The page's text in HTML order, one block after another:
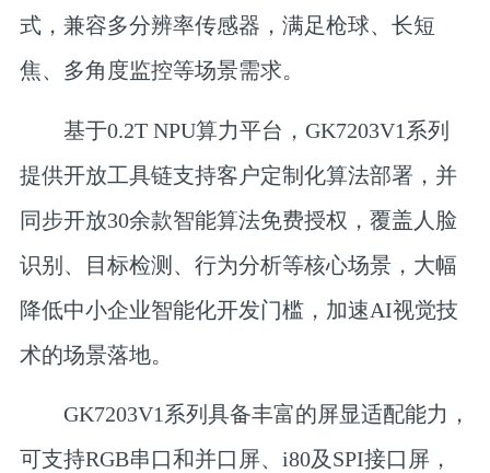
式，兼容多分辨率传感器，满足枪球、长短
焦、多角度监控等场景需求。
基于0.2T NPU算力平台，GK7203V1系列
提供开放工具链支持客户定制化算法部署，并
同步开放30余款智能算法免费授权，覆盖人脸
识别、目标检测、行为分析等核心场景，大幅
降低中小企业智能化开发门槛，加速AI视觉技
术的场景落地。
GK7203V1系列具备丰富的屏显适配能力，
可支持RGB串口和并口屏、i80及SPI接口屏，